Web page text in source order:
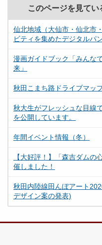
このページを見て
仙北地域（大仙市・仙北市
ビティを集めたデジタルパ
漫画ガイドブック「みんな
来」
秋田こまち路ドライブマッ
秋大生がフレッシュな目線
を公開しています。
年間イベント情報（冬）
【大好評！】「森吉ダムの
催しました！
秋田内陸線田んぼアート
デザイン案の発表)